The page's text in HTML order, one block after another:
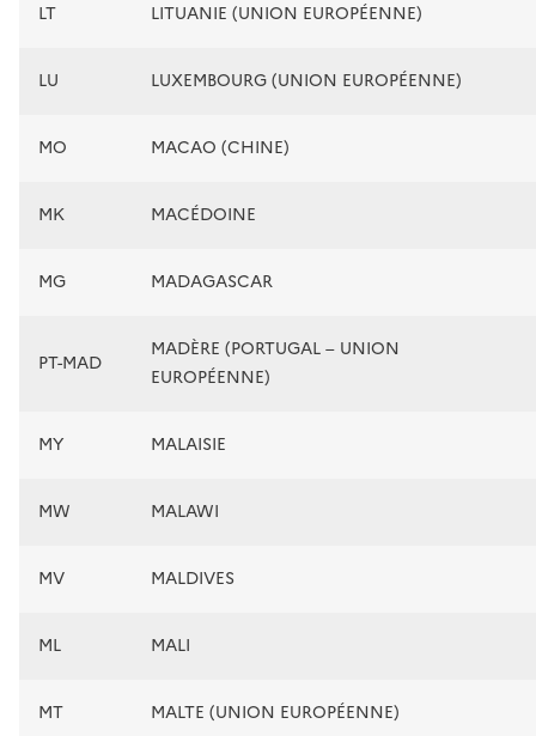
LT LITUANIE (UNION EUROPÉENNE)
LU LUXEMBOURG (UNION EUROPÉENNE)
MO MACAO (CHINE)
MK MACÉDOINE
MG MADAGASCAR
PT-MAD
MADÈRE (PORTUGAL – UNION
EUROPÉENNE)
MY MALAISIE
MW MALAWI
MV MALDIVES
ML MALI
MT MALTE (UNION EUROPÉENNE)